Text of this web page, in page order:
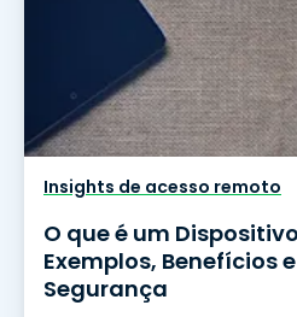
Insights de acesso remoto
O que é um
Exemplos, Benefícios
Segurança